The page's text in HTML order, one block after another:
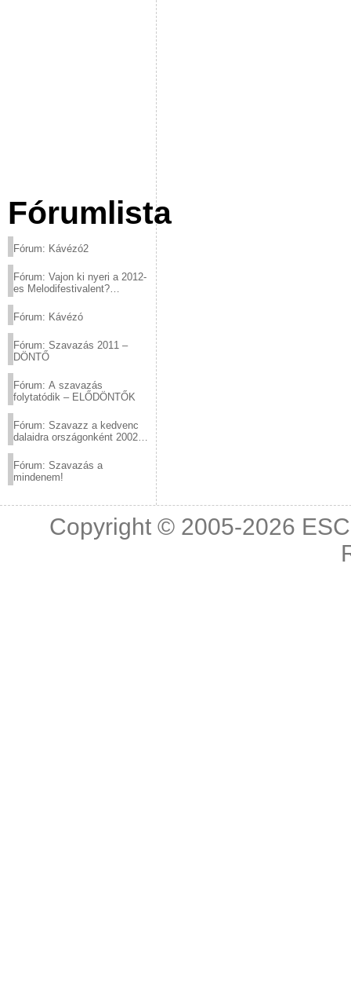
Fórumlista
Fórum: Kávézó2
Fórum: Vajon ki nyeri a 2012-
es Melodifestivalent?
Fórum: Kávézó
Fórum: Szavazás 2011 –
DÖNTŐ
Fórum: A szavazás
folytatódik – ELŐDÖNTŐK
Fórum: Szavazz a kedvenc
dalaidra országonként 2002
Fórum: Szavazás a
mindenem!
Copyright © 2005-2026